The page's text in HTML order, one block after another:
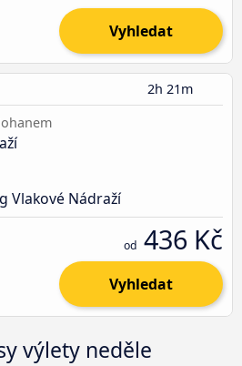
Vyhledat
2h 21m
Vlakové Nádraží
od 436 Kč
Vyhledat
výlety neděle